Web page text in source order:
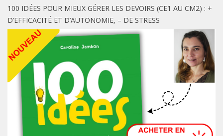
100 IDÉES POUR MIEUX GÉRER LES DEVOIRS (CE1 AU CM2) : +
D’EFFICACITÉ ET D’AUTONOMIE, – DE STRESS